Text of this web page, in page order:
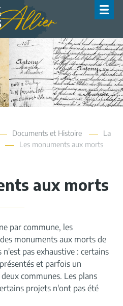
Documents et Histoire
La
Les monuments aux morts
aux morts
par commune, les
monuments aux morts de
n'est pas exhaustive : certains
et parfois un
communes. Les plans
projets n'ont pas été